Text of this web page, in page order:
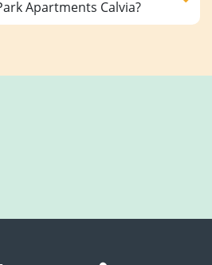
Apartments Calvia?